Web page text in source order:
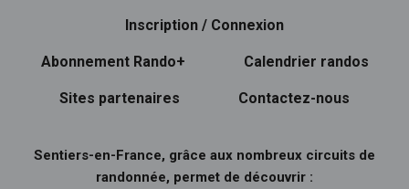
Inscription / Connexion
Abonnement Rando+ Calendrier randos
Sites partenaires Contactez-nous
Sentiers-en-France, grâce aux nombreux circuits de
randonnée, permet de découvrir :